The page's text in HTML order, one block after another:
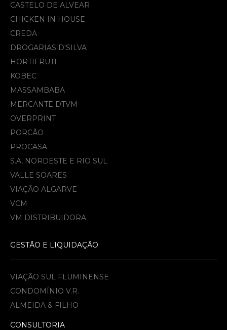
CASTELO DE ALVEAR
CHICKEN IN HOUSE
CREDA
DROGARIAS D'SILVA
HORTIFRUTI
KOBEC
MASSAMBABA
MERCANTE DTVM
OVERPRINT
PORCÃO
PROCASA
S.A, NORDESTE E RIO SUL
VALLE SOARES
VIAÇÃO ALGARVE
VCM
VM DISTRIBUIDORA
GESTÃO E LIQUIDAÇÃO
VIAÇÃO SUL FLUMINENSE
CONDOMÍNIO V.R.
ALMEIDA & FILHO​
CONSULTORIA